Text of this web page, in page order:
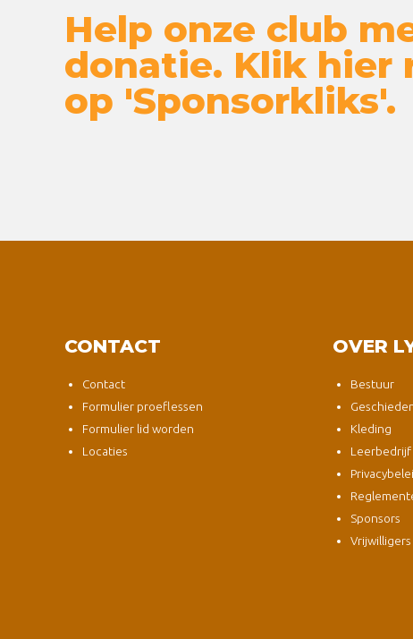
Help onze club
donatie. Klik hier
op 'Sponsorkliks'.
CONTACT
Contact
Formulier proeflessen
Formulier lid worden
Locaties
OVER
Bestuur
Kleding
Leerbedrijf
Sponsors
Vrijwilligers